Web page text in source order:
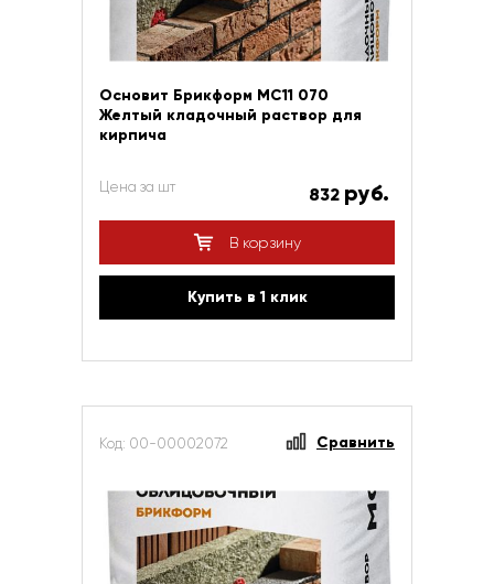
Основит Брикформ МС11 070
Желтый кладочный раствор для
кирпича
Цена за шт 832 руб.
В корзину
Купить в 1 клик
Код: 00-00002072 Сравнить